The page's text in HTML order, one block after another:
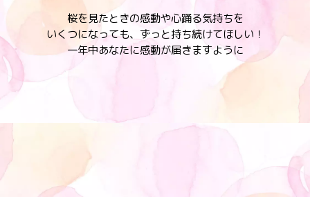
桜を見たときの感動や心踊る気持ちを
いくつになっても、ずっと持ち続けてほしい！
一年中あなたに感動が届きますように